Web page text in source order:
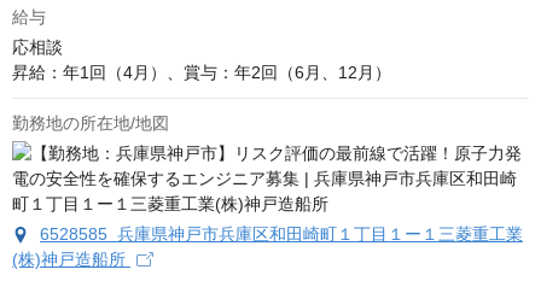
給与
応相談
昇給：年1回（4月）、賞与：年2回（6月、12月）
勤務地の所在地/地図
6528585 兵庫県神戸市兵庫区和田崎町１丁目１ー１三菱重工業
(株)神戸造船所